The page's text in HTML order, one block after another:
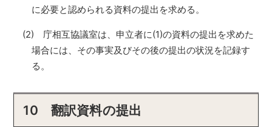
に必要と認められる資料の提出を求める。
(2) 庁相互協議室は、申立者に(1)の資料の提出を求めた
場合には、その事実及びその後の提出の状況を記録す
る。
10 翻訳資料の提出